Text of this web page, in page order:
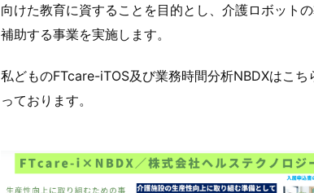
向けた教育に資することを目的とし、介護ロボット
補助する事業を実施します。
私どものFTcare-iTOS及び業務時間分析NBDXはこち
っております。